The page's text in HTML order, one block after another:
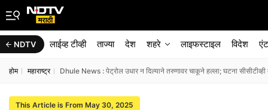
NDTV लाईव्ह टीव्ही ताज्या देश शहरे लाइफस्टाइल विदेश
होम महाराष्ट्र Dhule News : पेट्रोल उधार न दिल्याने तरुणावर चाकूने हल्ला; घटना
This Article is From May 30, 2025